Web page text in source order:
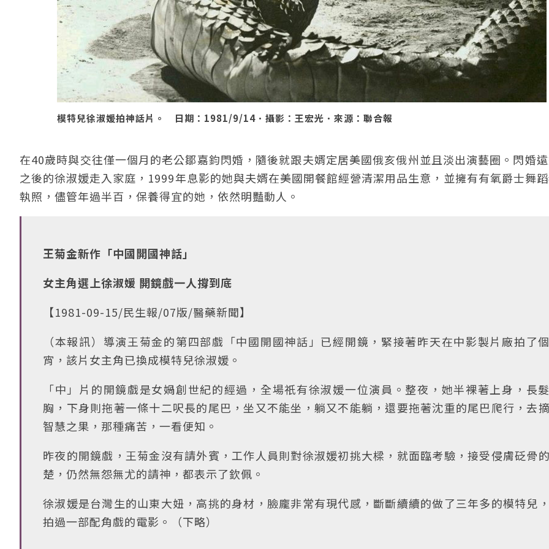
模特兒徐淑媛拍神話片。 日期：1981/9/14．攝影：王宏光．來源：聯合報
在40歲時與交往僅一個月的老公鄒嘉鈞閃婚，隨後就跟夫婿定居美國俄亥俄州並且淡出演藝圈。閃婚
之後的徐淑媛走入家庭，1999年息影的她與夫婿在美國開餐館經營清潔用品生意，並擁有有氧爵士舞
執照，儘管年過半百，保養得宜的她，依然明豔動人。
王菊金新作「中國開國神話」
女主角選上徐淑媛 開鏡戲一人撐到底
【1981-09-15/民生報/07版/醫藥新聞】
（本報訊）導演王菊金的第四部戲「中國開國神話」已經開鏡，緊接著昨天在中影製片廠拍了
宵，該片女主角已換成模特兒徐淑媛。
「中」片的開鏡戲是女媧創世紀的經過，全場祇有徐淑媛一位演員。整夜，她半裸著上身，長
胸，下身則拖著一條十二呎長的尾巴，坐又不能坐，躺又不能躺，還要拖著沈重的尾巴爬行，去
智慧之果，那種痛苦，一看便知。
昨夜的開鏡戲，王菊金沒有請外賓，工作人員則對徐淑媛初挑大樑，就面臨考驗，接受侵膚砭骨
楚，仍然無怨無尤的請神，都表示了欽佩。
徐淑媛是台灣生的山東大妞，高挑的身材，臉龐非常有現代感，斷斷續續的做了三年多的模特兒
拍過一部配角戲的電影。（下略）